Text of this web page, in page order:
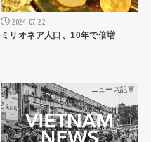
2024.07.22
ミリオネア人口、10年で倍増
ニュース記事